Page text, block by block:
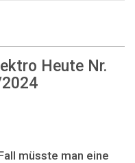
Heute Nr.
müsste man eine